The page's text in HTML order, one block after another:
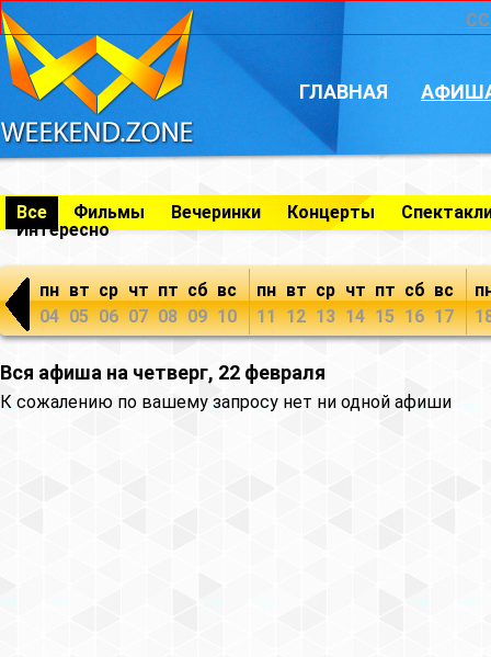
ГЛАВНАЯ
Все Фильмы Вечеринки Концерты
Интересно
пн
04
вт
05
ср
06
чт
07
пт
08
сб
09
вс
10
пн
11
вт
12
ср
13
чт
14
пт
15
сб
16
вс
17
Вся афиша на четверг, 22 февраля
К сожалению по вашему запросу нет ни одной афиши